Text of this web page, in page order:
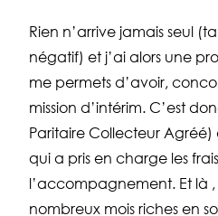
Rien n’arrive jamais seul
négatif) et j’ai alors une
me permets d’avoir,
mission d’intérim. C’est
Paritaire Collecteur
qui a pris en charge les
l’accompagnement. Et là
nombreux mois riches en